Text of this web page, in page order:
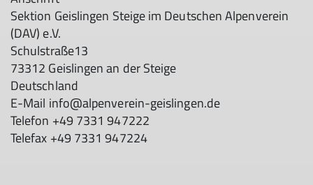
Sektion Geislingen Steige im Deutschen Alpenverein
(DAV) e.V.
Schulstraße13
73312 Geislingen an der Steige
Deutschland
E-Mail info@alpenverein-geislingen.de
Telefon +49 7331 947222
Telefax +49 7331 947224